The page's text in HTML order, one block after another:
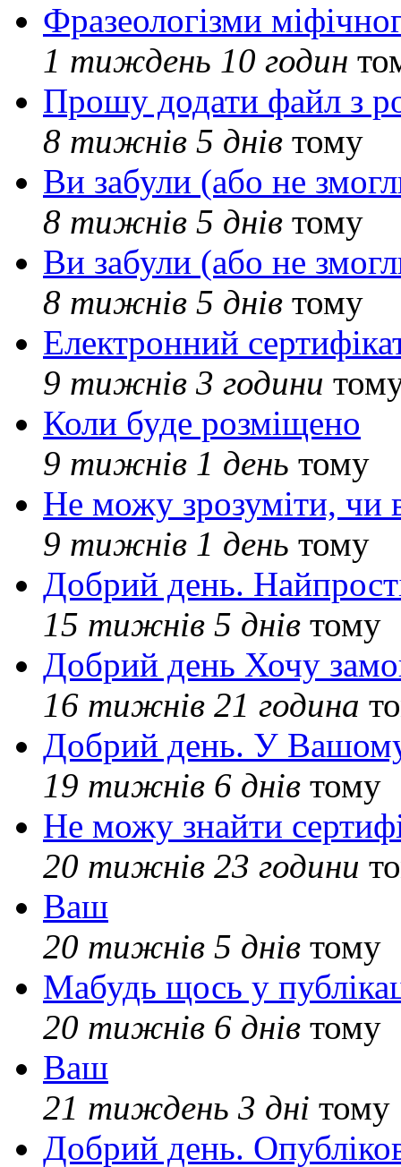
Фразеологізми
1 тиждень 10 годин
Прошу додати файл з
8 тижнів 5 днів тому
Ви забули (або не
8 тижнів 5 днів тому
Ви забули (або не
8 тижнів 5 днів тому
Електронний
9 тижнів 3 години
Коли буде розміщено
9 тижнів 1 день тому
Не можу зрозуміти, чи
9 тижнів 1 день тому
Добрий день.
15 тижнів 5 днів тому
Добрий день Хочу
16 тижнів 21 година
Добрий день. У Вашому
19 тижнів 6 днів тому
Не можу знайти
20 тижнів 23 години
Ваш
20 тижнів 5 днів тому
Мабудь щось у
20 тижнів 6 днів тому
Ваш
21 тиждень 3 дні тому
Добрий день.